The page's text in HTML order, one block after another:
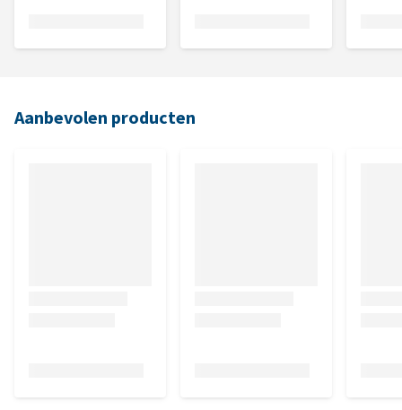
Aanbevolen producten